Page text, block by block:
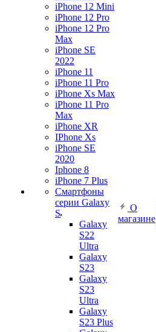
iPhone 12 Mini
iPhone 12 Pro
iPhone 12 Pro
Max
iPhone SE
2022
iPhone 11
iPhone 11 Pro
iPhone Xs Max
iPhone 11 Pro
Max
iPhone XR
IPhone Xs
iPhone SE
2020
Iphone 8
iPhone 7 Plus
Смартфоны
серии Galaxy
S
Galaxy
S22
Ultra
Galaxy
S23
Galaxy
S23
Ultra
Galaxy
S23 Plus
О
магазине